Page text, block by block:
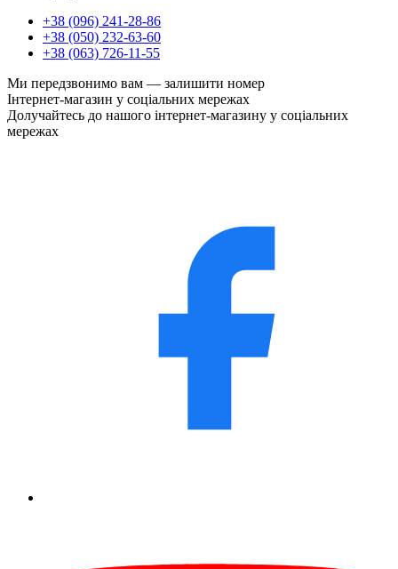
+38 (096) 241-28-86
+38 (050) 232-63-60
+38 (063) 726-11-55
Ми передзвонимо вам — залишити номер
Інтернет-магазин у соціальних мережах
Долучайтесь до нашого інтернет-магазину у соціальних
мережах